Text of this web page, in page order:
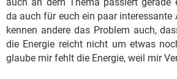
da auch für euch ein paar interessante
kennen andere das Problem auch,
die Energie reicht nicht um etwas
glaube mir fehlt die Energie, weil mir